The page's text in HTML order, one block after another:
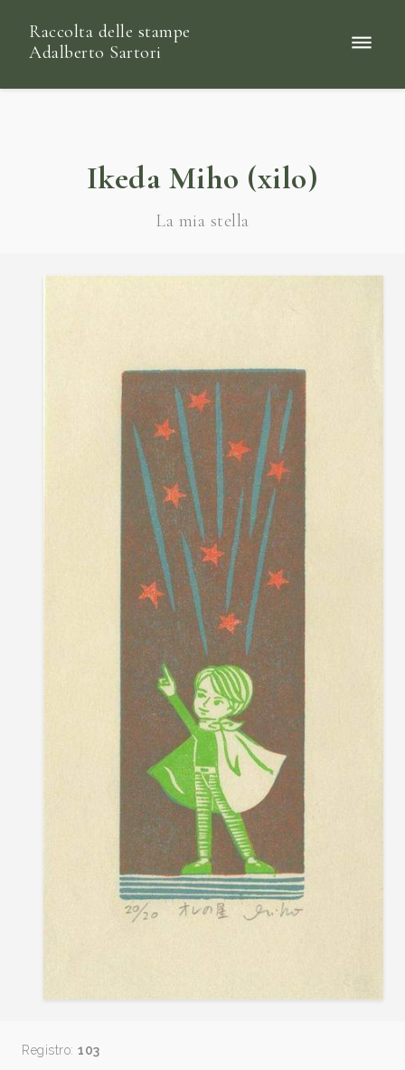
Raccolta delle stampe
Adalberto Sartori
Ikeda Miho (xilo)
La mia stella
Registro: 103